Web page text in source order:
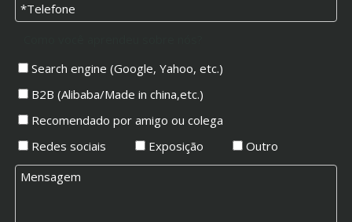
Search engine (Google, Yahoo, etc.)
B2B (Alibaba/Made in china,etc.)
Recomendado por amigo ou colega
Redes sociais
Exposição Outro